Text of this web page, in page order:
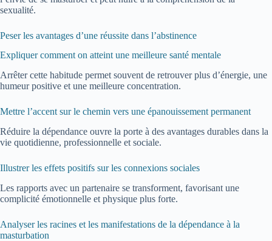
sexualité.
Peser les avantages d’une réussite dans l’abstinence
Expliquer comment on atteint une meilleure santé mentale
Arrêter cette habitude permet souvent de retrouver plus d’énergie, une
humeur positive et une meilleure concentration.
Mettre l’accent sur le chemin vers une épanouissement permanent
Réduire la dépendance ouvre la porte à des avantages durables dans la
vie quotidienne, professionnelle et sociale.
Illustrer les effets positifs sur les connexions sociales
Les rapports avec un partenaire se transforment, favorisant une
complicité émotionnelle et physique plus forte.
Analyser les racines et les manifestations de la dépendance à la
masturbation